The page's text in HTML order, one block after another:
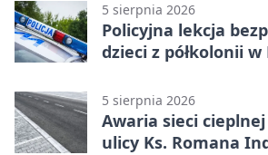
5 sierpnia 2026
Policyjna lekcja
dzieci z półkolonii
5 sierpnia 2026
Awaria sieci
ulicy Ks. Romana